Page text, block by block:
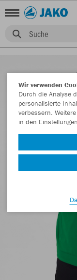
Suche
Wir verwenden
Durch die Analyse
personalisierte
verbessern.
in den